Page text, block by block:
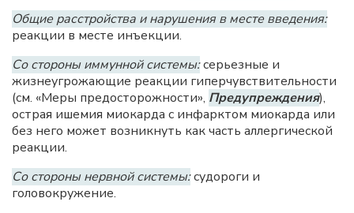
Общие расстройства и нарушения в месте введения:
реакции в месте инъекции.
Со стороны иммунной системы:серьезные и
жизнеугрожающие реакции гиперчувствительности
(см. «Меры предосторожности», Предупреждения),
острая ишемия миокарда с инфарктом миокарда или
без него может возникнуть как часть аллергической
реакции.
Со стороны нервной системы:судороги и
головокружение.